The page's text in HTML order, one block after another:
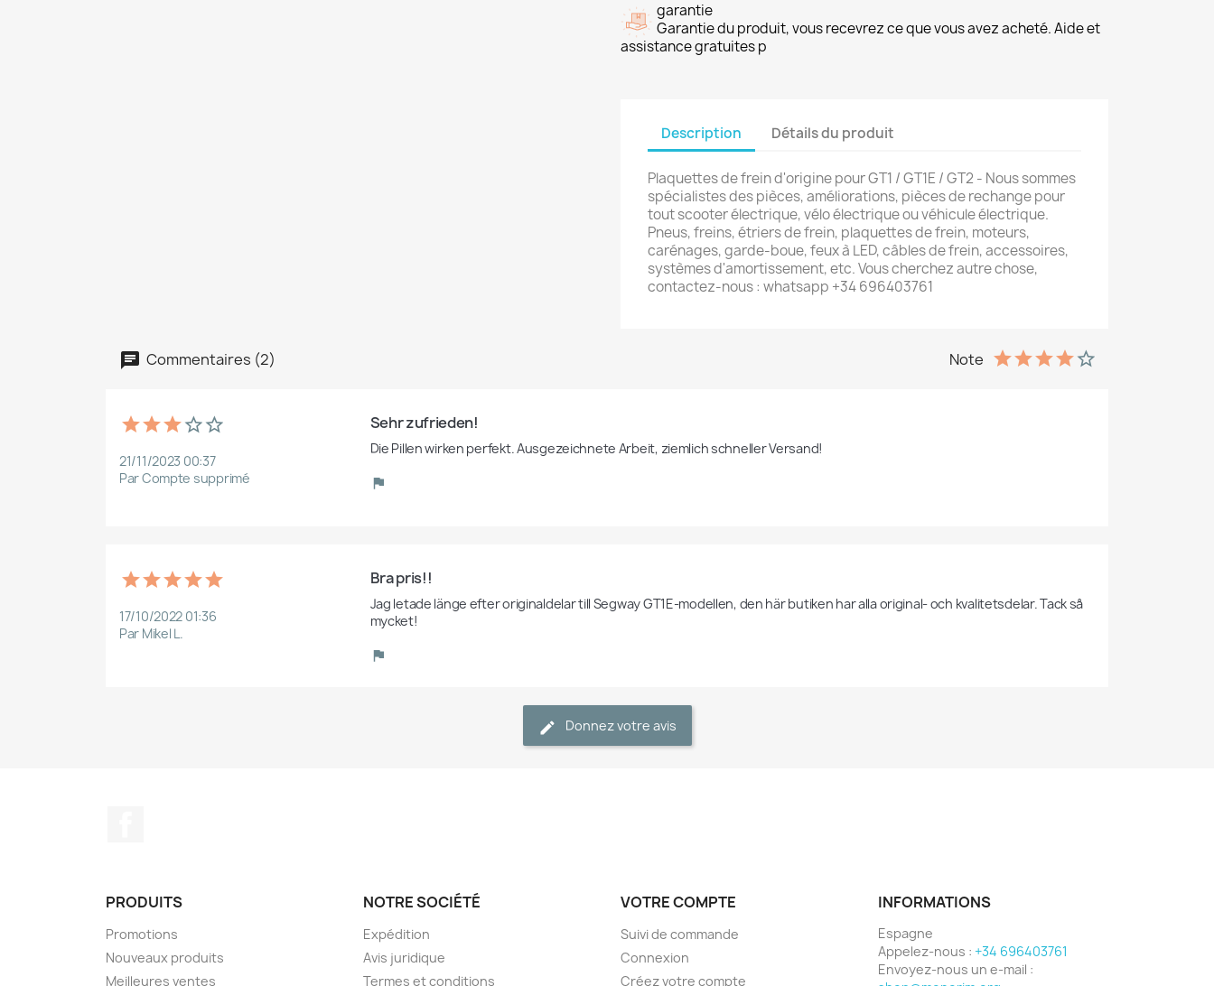
garantie
Garantie du produit, vous recevrez ce que vous avez acheté. Aide et
assistance gratuites p
Description Détails du produit
Plaquettes de frein d'origine pour GT1 / GT1E / GT2 - Nous sommes
spécialistes des pièces, améliorations, pièces de rechange pour
tout scooter électrique, vélo électrique ou véhicule électrique.
Pneus, freins, étriers de frein, plaquettes de frein, moteurs,
carénages, garde-boue, feux à LED, câbles de frein, accessoires,
systèmes d'amortissement, etc. Vous cherchez autre chose,
contactez-nous : whatsapp +34 696403761
Commentaires (2) Note
21/11/2023 00:37
Par Compte supprimé
Sehr zufrieden!
Die Pillen wirken perfekt. Ausgezeichnete Arbeit, ziemlich schneller Versand!
17/10/2022 01:36
Par Mikel L.
Bra pris!!
Jag letade länge efter originaldelar till Segway GT1E-modellen, den här butiken har alla original- och kvalitetsdelar. Tack så
Donnez votre avis
PRODUITS
Promotions
Nouveaux produits
Meilleures ventes
NOTRE SOCIÉTÉ
Expédition
Avis juridique
Termes et conditions
VOTRE COMPTE
Suivi de commande
Connexion
Créez votre compte
INFORMATIONS
Espagne
Appelez-nous : +34 696403761
Envoyez-nous un e-mail :